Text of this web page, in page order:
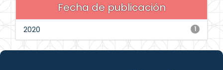
Fecha de publicación
1
2020